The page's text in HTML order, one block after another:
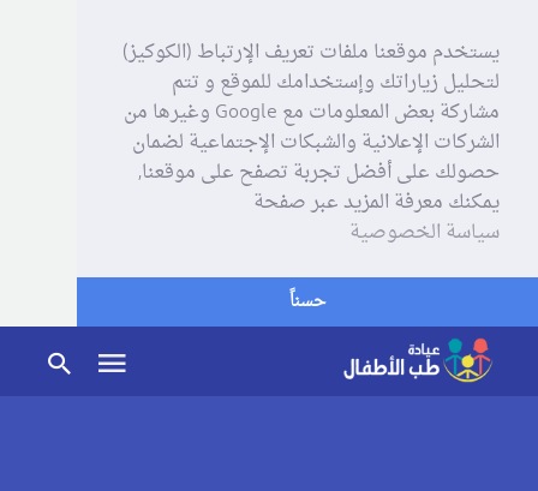
يستخدم موقعنا ملفات تعريف الإرتباط (الكوكيز)
لتحليل زياراتك وإستخدامك للموقع و تتم
مشاركة بعض المعلومات مع Google وغيرها من
الشركات الإعلانية والشبكات الإجتماعية لضمان
حصولك على أفضل تجربة تصفح على موقعنا,
يمكنك معرفة المزيد عبر صفحة
سياسة الخصوصية
حسناً